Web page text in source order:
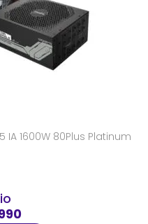
IA 1600W 80Plus Platinum